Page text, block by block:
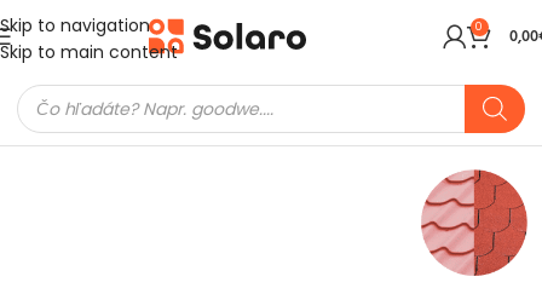
Skip to navigation
Skip to main content
0 0,00
Domov Konštrukcie pre solárne panely Plech